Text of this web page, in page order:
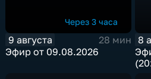
Через 3 часа
9 августа
28 мин
Эфир от 09.08.2026
8